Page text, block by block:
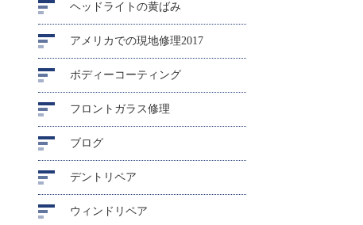
ヘッドライトの黄ばみ
アメリカでの現地修理2017
ボディーコーティング
フロントガラス修理
ブログ
デントリペア
ウィンドリペア